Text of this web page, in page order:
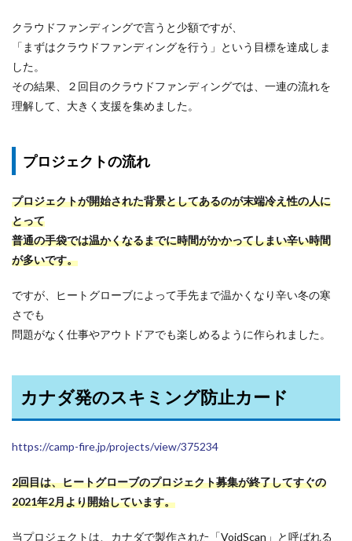
クラウドファンディングで言うと少額ですが、
「まずはクラウドファンディングを行う」という目標を達成しま
した。
その結果、２回目のクラウドファンディングでは、一連の流れを
理解して、大きく支援を集めました。
プロジェクトの流れ
プロジェクトが開始された背景としてあるのが末端冷え性の人に
とって
普通の手袋では温かくなるまでに時間がかかってしまい辛い時間
が多いです。
ですが、ヒートグローブによって手先まで温かくなり辛い冬の寒
さでも
問題がなく仕事やアウトドアでも楽しめるように作られました。
カナダ発のスキミング防止カード
https://camp-fire.jp/projects/view/375234
2回目は、ヒートグローブのプロジェクト募集が終了してすぐの
2021年2月より開始しています。
当プロジェクトは、カナダで製作された「VoidScan」と呼ばれる